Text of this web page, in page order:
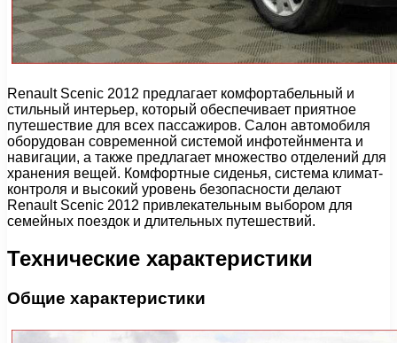
Renault Scenic 2012 предлагает комфортабельный и
стильный интерьер, который обеспечивает приятное
путешествие для всех пассажиров. Салон автомобиля
оборудован современной системой инфотейнмента и
навигации, а также предлагает множество отделений для
хранения вещей. Комфортные сиденья, система климат-
контроля и высокий уровень безопасности делают
Renault Scenic 2012 привлекательным выбором для
семейных поездок и длительных путешествий.
Технические характеристики
Общие характеристики